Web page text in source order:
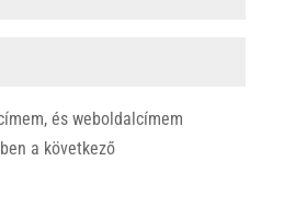
és weboldalcímem
a következő